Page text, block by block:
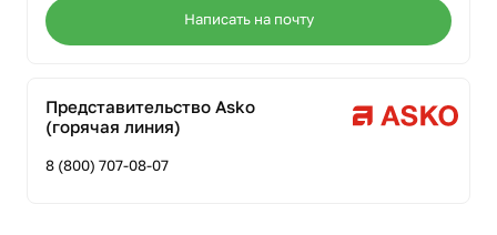
Написать на почту
Представительство Asko
(горячая линия)
8 (800) 707-08-07